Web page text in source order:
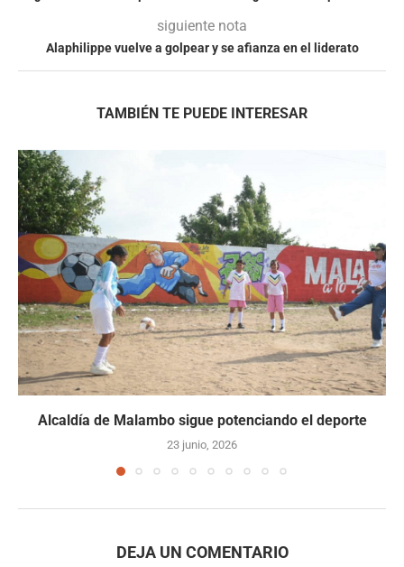
siguiente nota
Alaphilippe vuelve a golpear y se afianza en el liderato
TAMBIÉN TE PUEDE INTERESAR
Alcaldía de Malambo sigue potenciando el deporte
23 junio, 2026
DEJA UN COMENTARIO